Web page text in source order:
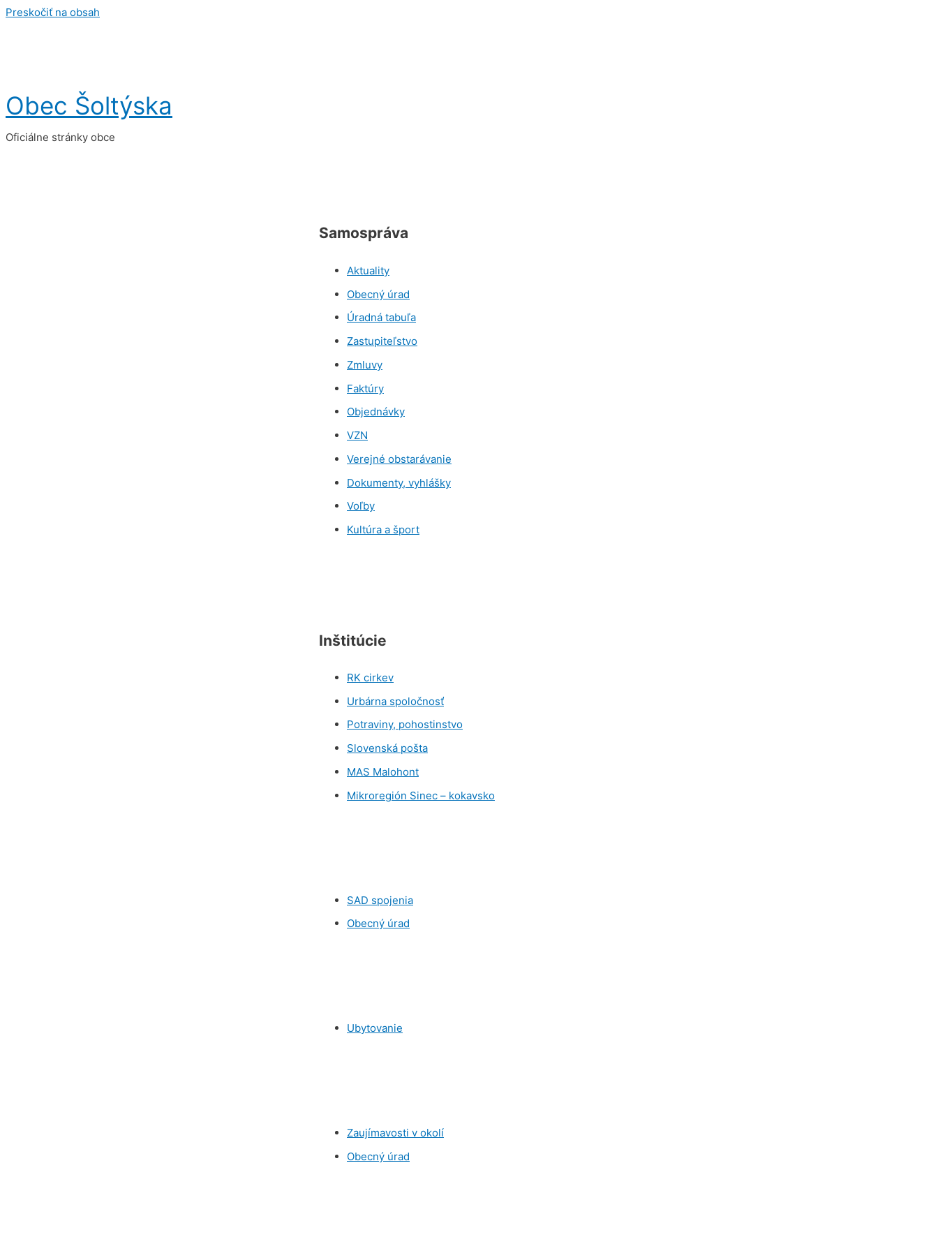
Preskočiť na obsah
Obec Šoltýska
Oficiálne stránky obce
Samospráva
Aktuality
Obecný úrad
Úradná tabuľa
Zastupiteľstvo
Zmluvy
Faktúry
Objednávky
VZN
Verejné obstarávanie
Dokumenty, vyhlášky
Voľby
Kultúra a šport
Inštitúcie
RK cirkev
Urbárna spoločnosť
Potraviny, pohostinstvo
Slovenská pošta
MAS Malohont
Mikroregión Sinec – kokavsko
SAD spojenia
Obecný úrad
Ubytovanie
Zaujímavosti v okolí
Obecný úrad